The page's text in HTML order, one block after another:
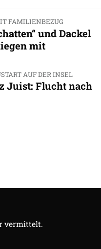
FAMILIENBEZUG
und Dackel
mit
AUF DER INSEL
Juist: Flucht nach
vermittelt.